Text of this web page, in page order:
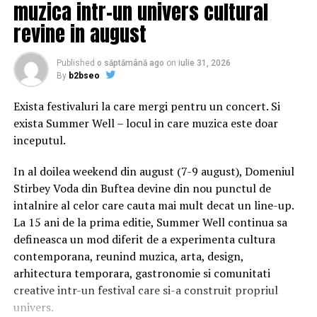
două violuri.
Mats Malm, purtător de cuvânt al Academiei Suedeze
începând din luna iunie, a afirmat la un panel de discuţii
organizat recent la Târgul de Carte de la Goteborg că
starea actuală de spirit din rândul instituţiei este una
„foarte constructivă”.
„A fost dureros. Există nişte vânătăi”, a adăugat el,
Suedeză.
Spre deosebire de alte premii literare prestigioase,
Academia Suedeză nu publică o listă a scriitorilor
nominalizaţi, fapt care face mult mai dificilă tentativa
de a ghici numele laureatului premiului Nobel pentru
literatură. Alegerea făcută de Academia Suedeză în
2016, când premiul a fost atribuit cântăreţului şi
textierului american Bob Dylan, i-a surprins pe mulţi
muzica intr-un univers cultural
revine in august
Published o săptămână ago on iulie 31, 2026
By b2bseo
Exista festivaluri la care mergi pentru un concert. Si
exista Summer Well – locul in care muzica este doar
inceputul.
In al doilea weekend din august (7-9 august), Domeniul
Stirbey Voda din Buftea devine din nou punctul de
intalnire al celor care cauta mai mult decat un line-up.
La 15 ani de la prima editie, Summer Well continua sa
defineasca un mod diferit de a experimenta cultura
contemporana, reunind muzica, arta, design,
arhitectura temporara, gastronomie si comunitati
creative intr-un festival care si-a construit propriul
univers.